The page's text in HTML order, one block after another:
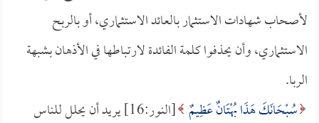
لأصحاب شهادات الاستثمار بالعائد الاستثماري، أو بالربح
الاستثماري، وأن يحذفوا كلمة الفائدة لارتباطها في الأذهان بشبهة
الربا.
سُبْحَانَكَ هَذَا بُهْتَانٌ عَظِيمٌ
[النور:16] يريد أن يحلل للناس